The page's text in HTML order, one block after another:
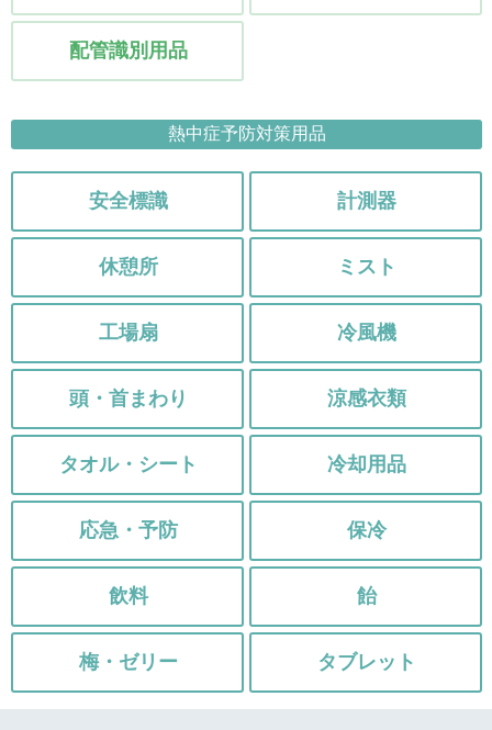
配管識別用品
熱中症予防対策用品
安全標識 計測器
休憩所 ミスト
工場扇 冷風機
頭・首まわり 涼感衣類
タオル・シート 冷却用品
応急・予防 保冷
飲料 飴
梅・ゼリー タブレット